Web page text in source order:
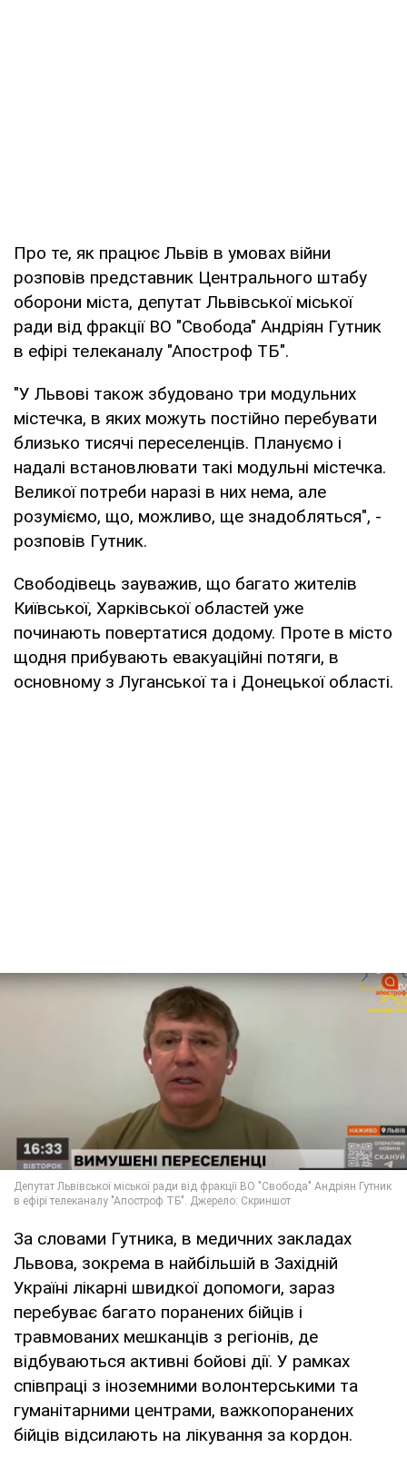
Про те, як працює Львів в умовах війни
розповів представник Центрального штабу
оборони міста, депутат Львівської міської
ради від фракції ВО "Свобода" Андріян Гутник
в ефірі телеканалу "Апостроф ТБ".
"У Львові також збудовано три модульних
містечка, в яких можуть постійно перебувати
близько тисячі переселенців. Плануємо і
надалі встановлювати такі модульні містечка.
Великої потреби наразі в них нема, але
розуміємо, що, можливо, ще знадобляться", -
розповів Гутник.
Свободівець зауважив, що багато жителів
Київської, Харківської областей уже
починають повертатися додому. Проте в місто
щодня прибувають евакуаційні потяги, в
основному з Луганської та і Донецької області.
За словами Гутника, в медичних закладах
Львова, зокрема в найбільшій в Західній
Україні лікарні швидкої допомоги, зараз
перебуває багато поранених бійців і
травмованих мешканців з регіонів, де
відбуваються активні бойові дії. У рамках
співпраці з іноземними волонтерськими та
гуманітарними центрами, важкопоранених
бійців відсилають на лікування за кордон.